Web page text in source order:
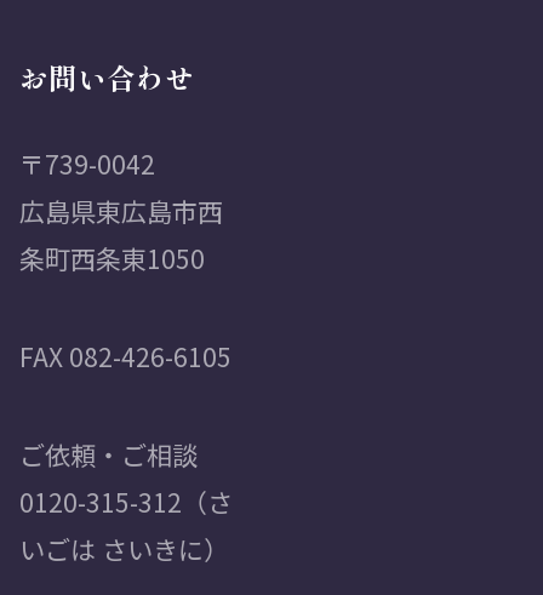
お問い合わせ
〒739-0042
広島県東広島市西
条町西条東1050
FAX 082-426-6105
ご依頼・ご相談
0120-315-312（さ
いごは さいきに）